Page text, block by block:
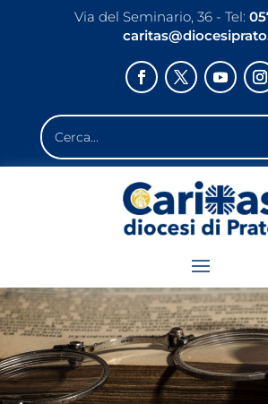
Via del Seminario, 36 - Tel: